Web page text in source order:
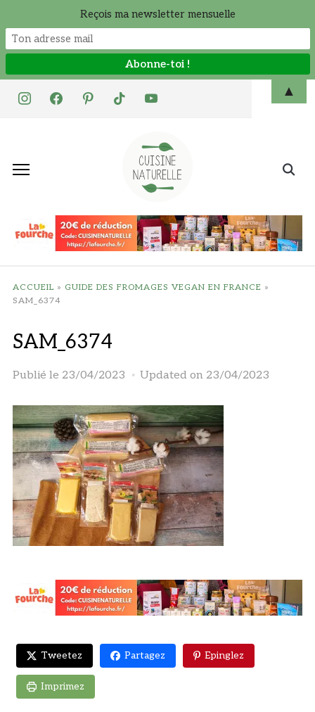
instagramfacebookpinteresttiktok youtube
Search
ACCUEIL » GUIDE DES FROMAGES VEGAN EN FRANCE »
SAM_6374
SAM_6374
Publié le 23/04/2023 Updated on 23/04/2023
Tweetez Partagez Epinglez
Imprimez
Reçois ma newsletter mensuelle
▲